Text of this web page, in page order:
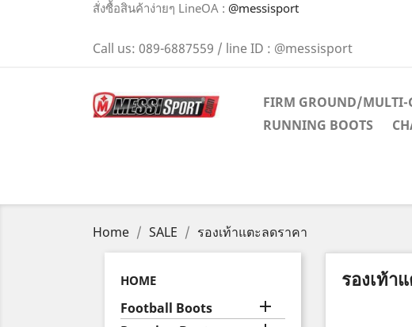
สั่งซื้อสินค้าง่ายๆ LineOA : @messisport
Call us: 089-6887559 / line ID : @messisport
FIRM GROUND/MULTI-
RUNNING BOOTS
Home SALE รองเท้าแตะลดราคา
HOME
Football Boots 
รองเท้า